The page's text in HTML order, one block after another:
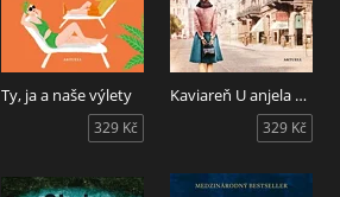
Ty, ja a naše výlety
329 Kč
Kaviareň U anjela 2: Osudové roky
329 Kč